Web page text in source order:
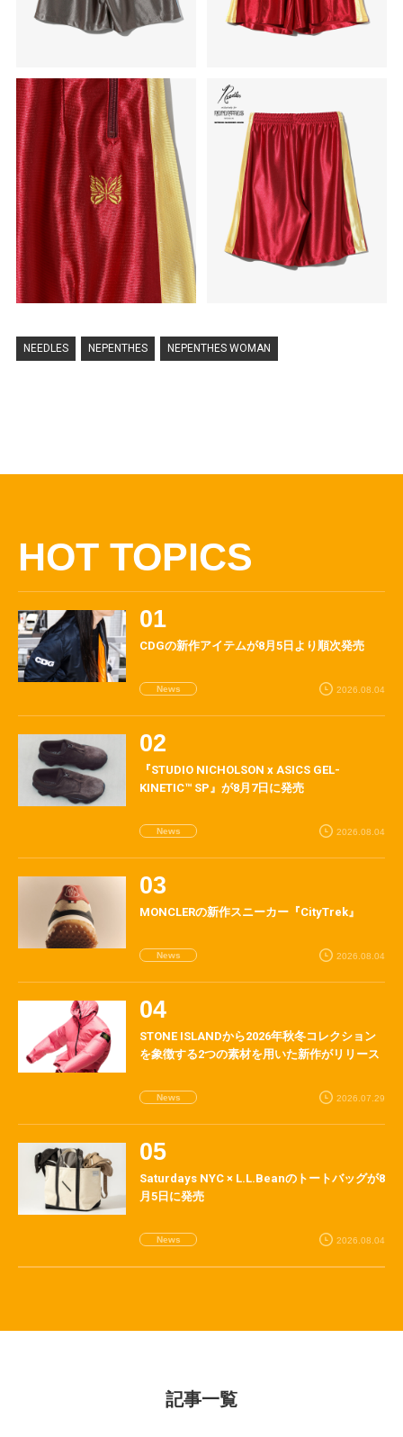
NEEDLES NEPENTHES NEPENTHES WOMAN
HOT TOPICS
CDGの新作アイテムが8月5日より順次発売
News 2026.08.04
『STUDIO NICHOLSON x ASICS GEL-
KINETIC™ SP』が8月7日に発売
News 2026.08.04
MONCLERの新作スニーカー『CityTrek』
News 2026.08.04
STONE ISLANDから2026年秋冬コレクション
を象徴する2つの素材を用いた新作がリリース
News 2026.07.29
Saturdays NYC × L.L.Beanのトートバッグが8
月5日に発売
News 2026.08.04
記事一覧